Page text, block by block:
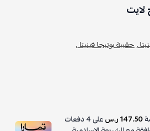
لايت
,حقيبة بوتيجا فينيتا ,
147.50 ر.س على4دفعات